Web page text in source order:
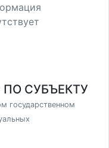
СУБЪЕКТУ
государственном